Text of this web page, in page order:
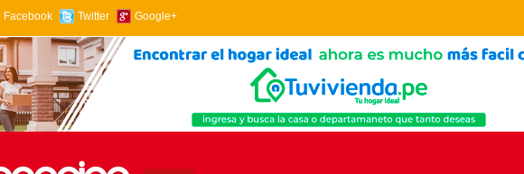
Facebook Twitter Google+